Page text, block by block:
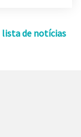
lista de notícias